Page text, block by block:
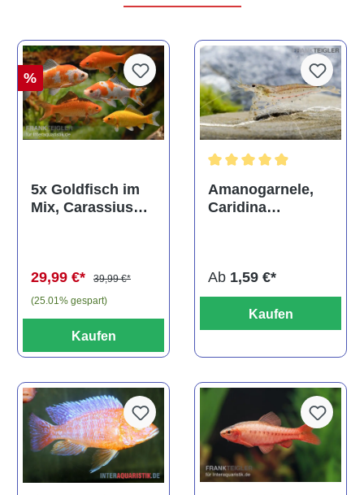
%
5x Goldfisch im
Mix, Carassius
29,99 €*
39,99 €*
(25.01% gespart)
Kaufen
Amanogarnele,
Caridina
Ab 1,59 €*
Kaufen